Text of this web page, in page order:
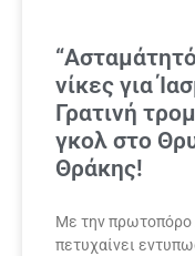
νίκες για
Γρατινή
γκολ στο
Θράκης!
Με την πρωτοπόρο
πετυχαίνει